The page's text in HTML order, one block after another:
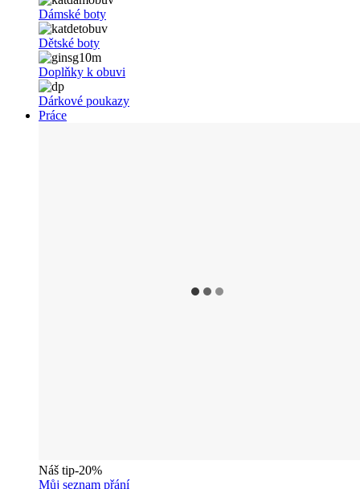
Dámské boty
Dětské boty
Doplňky k obuvi
Dárkové poukazy
Práce
Náš tip-20%
Můj seznam přání